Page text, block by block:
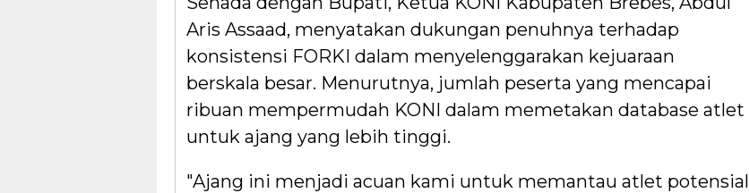
Aris Assaad, menyatakan dukungan penuhnya terhadap
konsistensi FORKI dalam menyelenggarakan kejuaraan
berskala besar. Menurutnya, jumlah peserta yang mencapai
ribuan mempermudah KONI dalam memetakan database atlet
untuk ajang yang lebih tinggi.
"Ajang ini menjadi acuan kami untuk memantau atlet potensial